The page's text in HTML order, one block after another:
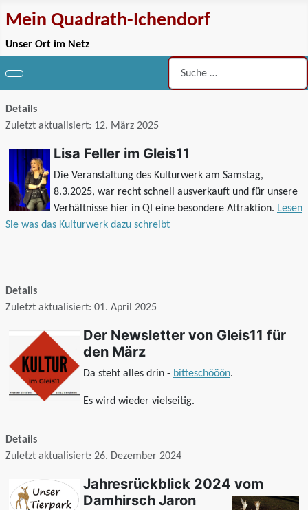
Mein Quadrath-Ichendorf
Unser Ort im Netz
Suchen
Details
Zuletzt aktualisiert: 12. März 2025
Lisa Feller im Gleis11
Die Veranstaltung des Kulturwerk am Samstag,
8.3.2025, war recht schnell ausverkauft und für unsere
Verhältnisse hier in QI eine besondere Attraktion. Lesen
Sie was das Kulturwerk dazu schreibt
Details
Zuletzt aktualisiert: 01. April 2025
Der Newsletter von Gleis11 für
den März
Da steht alles drin - bitteschööön.
Es wird wieder vielseitig.
Details
Zuletzt aktualisiert: 26. Dezember 2024
Jahresrückblick 2024 vom
Damhirsch Jaron